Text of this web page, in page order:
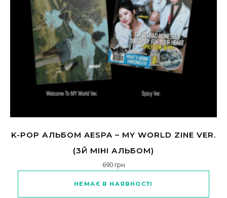
K-POP АЛЬБОМ AESPA – MY WORLD ZINE VER.
(3Й МІНІ АЛЬБОМ)
690грн
НЕМАЄ В НАЯВНОСТІ